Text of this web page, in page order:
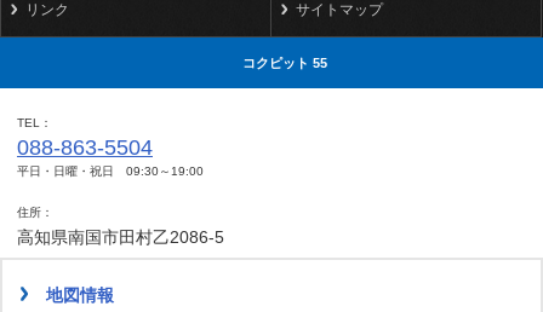
リンク サイトマップ
コクピット 55
TEL
088-863-5504
平日・日曜・祝日 09:30～19:00
住所
高知県南国市田村乙2086-5
地図情報